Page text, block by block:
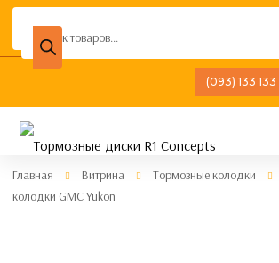
Поиск
товаров
(093) 133 133
Главная Витрина Тормозные колодки
колодки GMC Yukon